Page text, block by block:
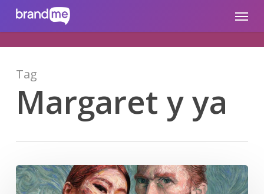
brandme.la Menu
Tag
Margaret y ya